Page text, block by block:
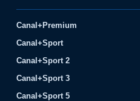
Canal+Premium
Canal+Sport
Canal+Sport 2
Canal+Sport 3
Canal+Sport 5